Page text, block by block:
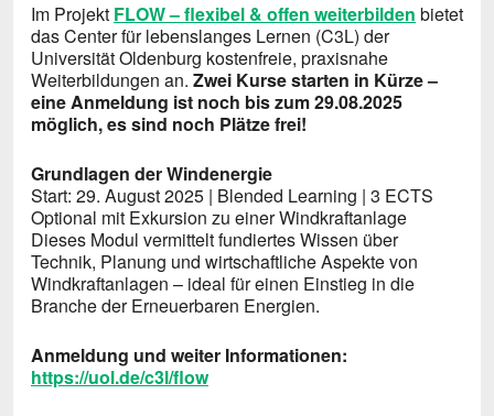
Im Projekt FLOW – flexibel & offen weiterbilden bietet
das Center für lebenslanges Lernen (C3L) der
Universität Oldenburg kostenfreie, praxisnahe
Weiterbildungen an. Zwei Kurse starten in Kürze –
eine Anmeldung ist noch bis zum 29.08.2025
möglich, es sind noch Plätze frei!
Grundlagen der Windenergie
Start: 29. August 2025 | Blended Learning | 3 ECTS
Optional mit Exkursion zu einer Windkraftanlage
Dieses Modul vermittelt fundiertes Wissen über
Technik, Planung und wirtschaftliche Aspekte von
Windkraftanlagen – ideal für einen Einstieg in die
Branche der Erneuerbaren Energien.
Anmeldung und weiter Informationen:
https://uol.de/c3l/flow